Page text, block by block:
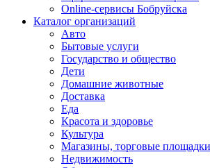
Online-сервисы Бобруйска
Каталог организаций
Авто
Бытовые услуги
Государство и общество
Дети
Домашние животные
Доставка
Еда
Красота и здоровье
Культура
Магазины, торговые площадки
Недвижимость